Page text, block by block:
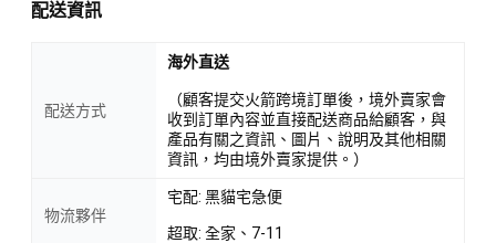
配送資訊
配送方式
海外直送
（顧客提交火箭跨境訂單後，境外賣家會
收到訂單內容並直接配送商品給顧客，與
產品有關之資訊、圖片、說明及其他相關
資訊，均由境外賣家提供。）
物流夥伴
宅配: 黑貓宅急便
超取: 全家、7-11